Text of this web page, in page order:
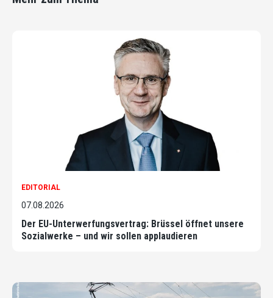
EDITORIAL
07.08.2026
Der EU-Unterwerfungsvertrag: Brüssel öffnet unsere
Sozialwerke – und wir sollen applaudieren